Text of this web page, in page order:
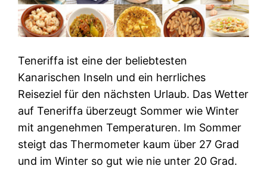
Teneriffa ist eine der beliebtesten
Kanarischen Inseln und ein herrliches
Reiseziel für den nächsten Urlaub. Das Wetter
auf Teneriffa überzeugt Sommer wie Winter
mit angenehmen Temperaturen. Im Sommer
steigt das Thermometer kaum über 27 Grad
und im Winter so gut wie nie unter 20 Grad.